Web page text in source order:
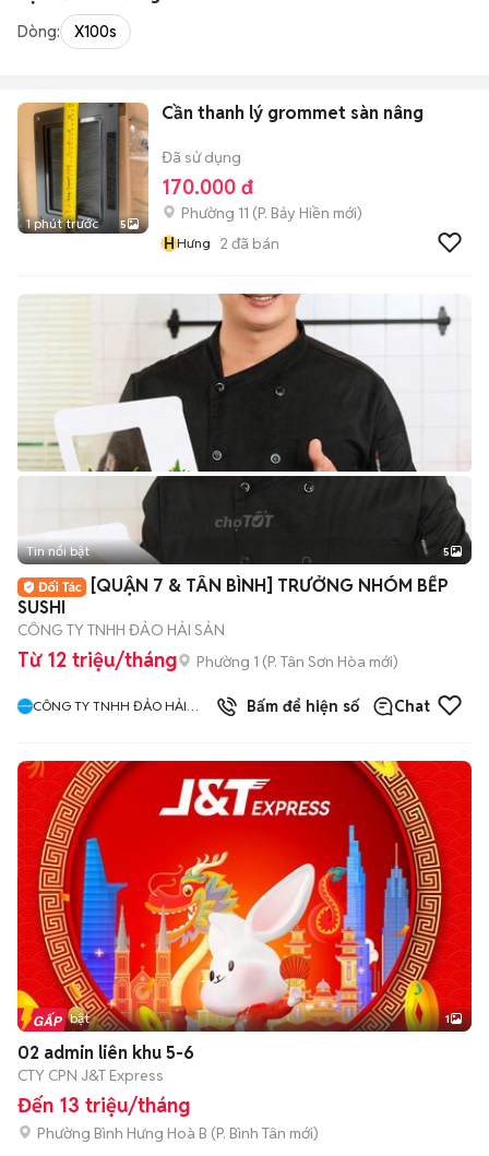
Dòng: X100s
1 phút trước 5
Cần thanh lý grommet sàn nâng
Đã sử dụng
170.000 đ
Phường 11 (P. Bảy Hiền mới)
HHưng 2 đã bán
Tin nổi bật 5
[QUẬN 7 & TÂN BÌNH] TRƯỞNG NHÓM BẾP
SUSHI
CÔNG TY TNHH ĐẢO HẢI SẢN
Từ 12 triệu/tháng Phường 1 (P. Tân Sơn Hòa mới)
CÔNG TY TNHH ĐẢO HẢI
10đã bán
Bấm để hiện số Chat
Tin nổi bật 1
02 admin liên khu 5-6
CTY CPN J&T Express
Đến 13 triệu/tháng
Phường Bình Hưng Hoà B (P. Bình Tân mới)